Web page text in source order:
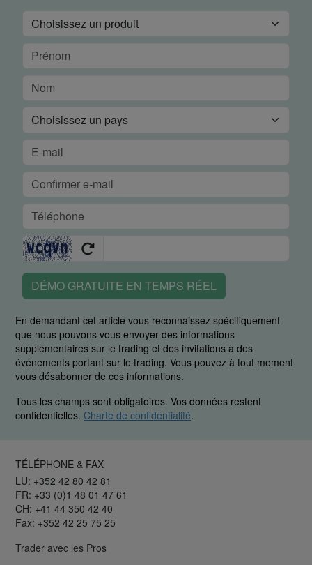
DÉMO GRATUITE EN TEMPS RÉEL
En demandant cet article vous reconnaissez spécifiquement
que nous pouvons vous envoyer des informations
supplémentaires sur le trading et des invitations à des
événements portant sur le trading. Vous pouvez à tout moment
vous désabonner de ces informations.
Tous les champs sont obligatoires. Vos données restent
confidentielles. Charte de confidentialité.
TÉLÉPHONE & FAX
LU: +352 42 80 42 81
FR: +33 (0)1 48 01 47 61
CH: +41 44 350 42 40
Fax: +352 42 25 75 25
Trader avec les Pros